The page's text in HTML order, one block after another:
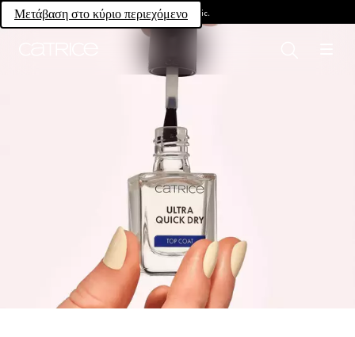
Μετάβαση στο κύριο περιεχόμενο
Own your magic.